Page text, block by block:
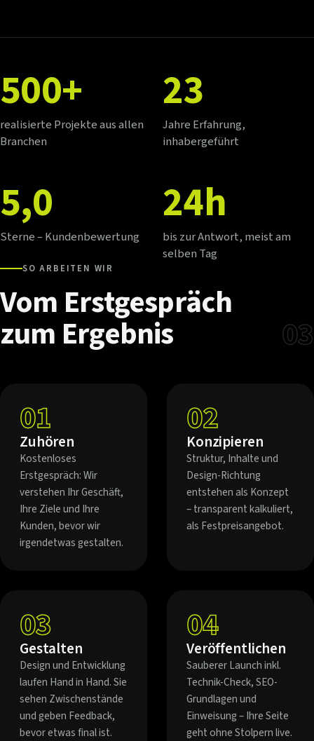
500+
realisierte Projekte aus allen
Branchen
23
Jahre Erfahrung,
inhabergeführt
5,0
Sterne – Kundenbewertung
24h
bis zur Antwort, meist am
selben Tag
SO ARBEITEN WIR
Vom Erstgespräch
zum Ergebnis
03
01
Zuhören
Kostenloses
Erstgespräch: Wir
verstehen Ihr Geschäft,
Ihre Ziele und Ihre
Kunden, bevor wir
irgendetwas gestalten.
02
Konzipieren
Struktur, Inhalte und
Design-Richtung
entstehen als Konzept
– transparent kalkuliert,
als Festpreisangebot.
03
Gestalten
Design und Entwicklung
laufen Hand in Hand. Sie
sehen Zwischenstände
und geben Feedback,
bevor etwas final ist.
04
Veröffentlichen
Sauberer Launch inkl.
Technik-Check, SEO-
Grundlagen und
Einweisung – Ihre Seite
geht ohne Stolpern live.